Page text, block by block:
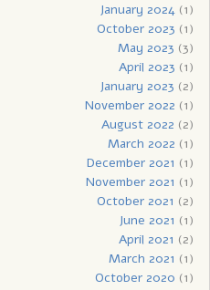
January 2024(1)
October 2023 (1)
May 2023 (3)
April 2023 (1)
January 2023 (2)
November 2022 (1)
August 2022 (2)
March 2022 (1)
December 2021 (1)
November 2021 (1)
October 2021 (2)
June 2021 (1)
April 2021 (2)
March 2021 (1)
October 2020 (1)